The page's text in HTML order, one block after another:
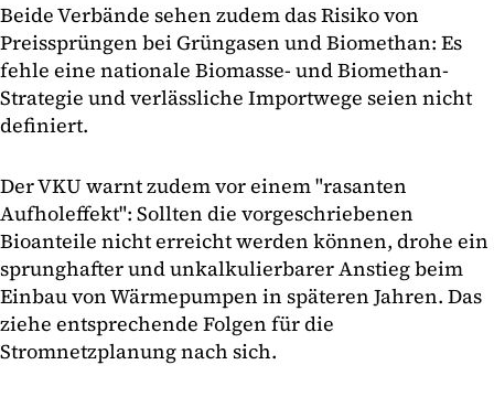
Beide Verbände sehen zudem das Risiko von
Preissprüngen bei Grüngasen und Biomethan: Es
fehle eine nationale Biomasse- und Biomethan-
Strategie und verlässliche Importwege seien nicht
definiert.
Der VKU warnt zudem vor einem "rasanten
Aufholeffekt": Sollten die vorgeschriebenen
Bioanteile nicht erreicht werden können, drohe ein
sprunghafter und unkalkulierbarer Anstieg beim
Einbau von Wärmepumpen in späteren Jahren. Das
ziehe entsprechende Folgen für die
Stromnetzplanung nach sich.